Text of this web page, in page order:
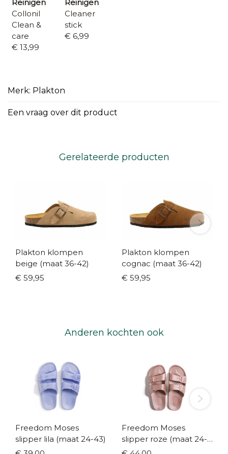
Reinigen
Collonil
Clean &
care
€ 13,99
Reinigen
Cleaner
stick
€ 6,99
Merk: Plakton
Een vraag over dit product
Gerelateerde producten
Plakton klompen
beige (maat 36-42)
€ 59,95
Plakton klompen
cognac (maat 36-42)
€ 59,95
Anderen kochten ook
Freedom Moses
slipper lila (maat 24-43)
Freedom Moses
slipper roze (maat 24-
43)